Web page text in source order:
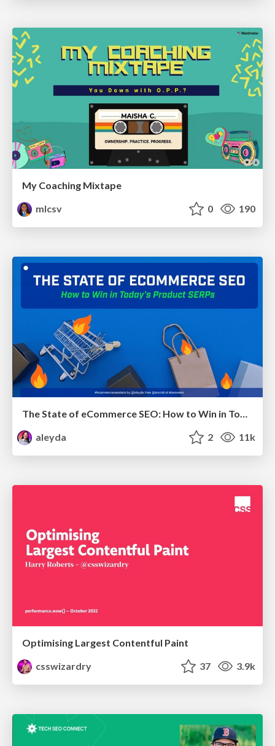
My Coaching Mixtape
mlcsv
0 190
The State of eCommerce SEO: How to Win in Today's Products SERPs - #SEOweek
aleyda
2 11k
Optimising Largest Contentful Paint
csswizardry
37 3.9k